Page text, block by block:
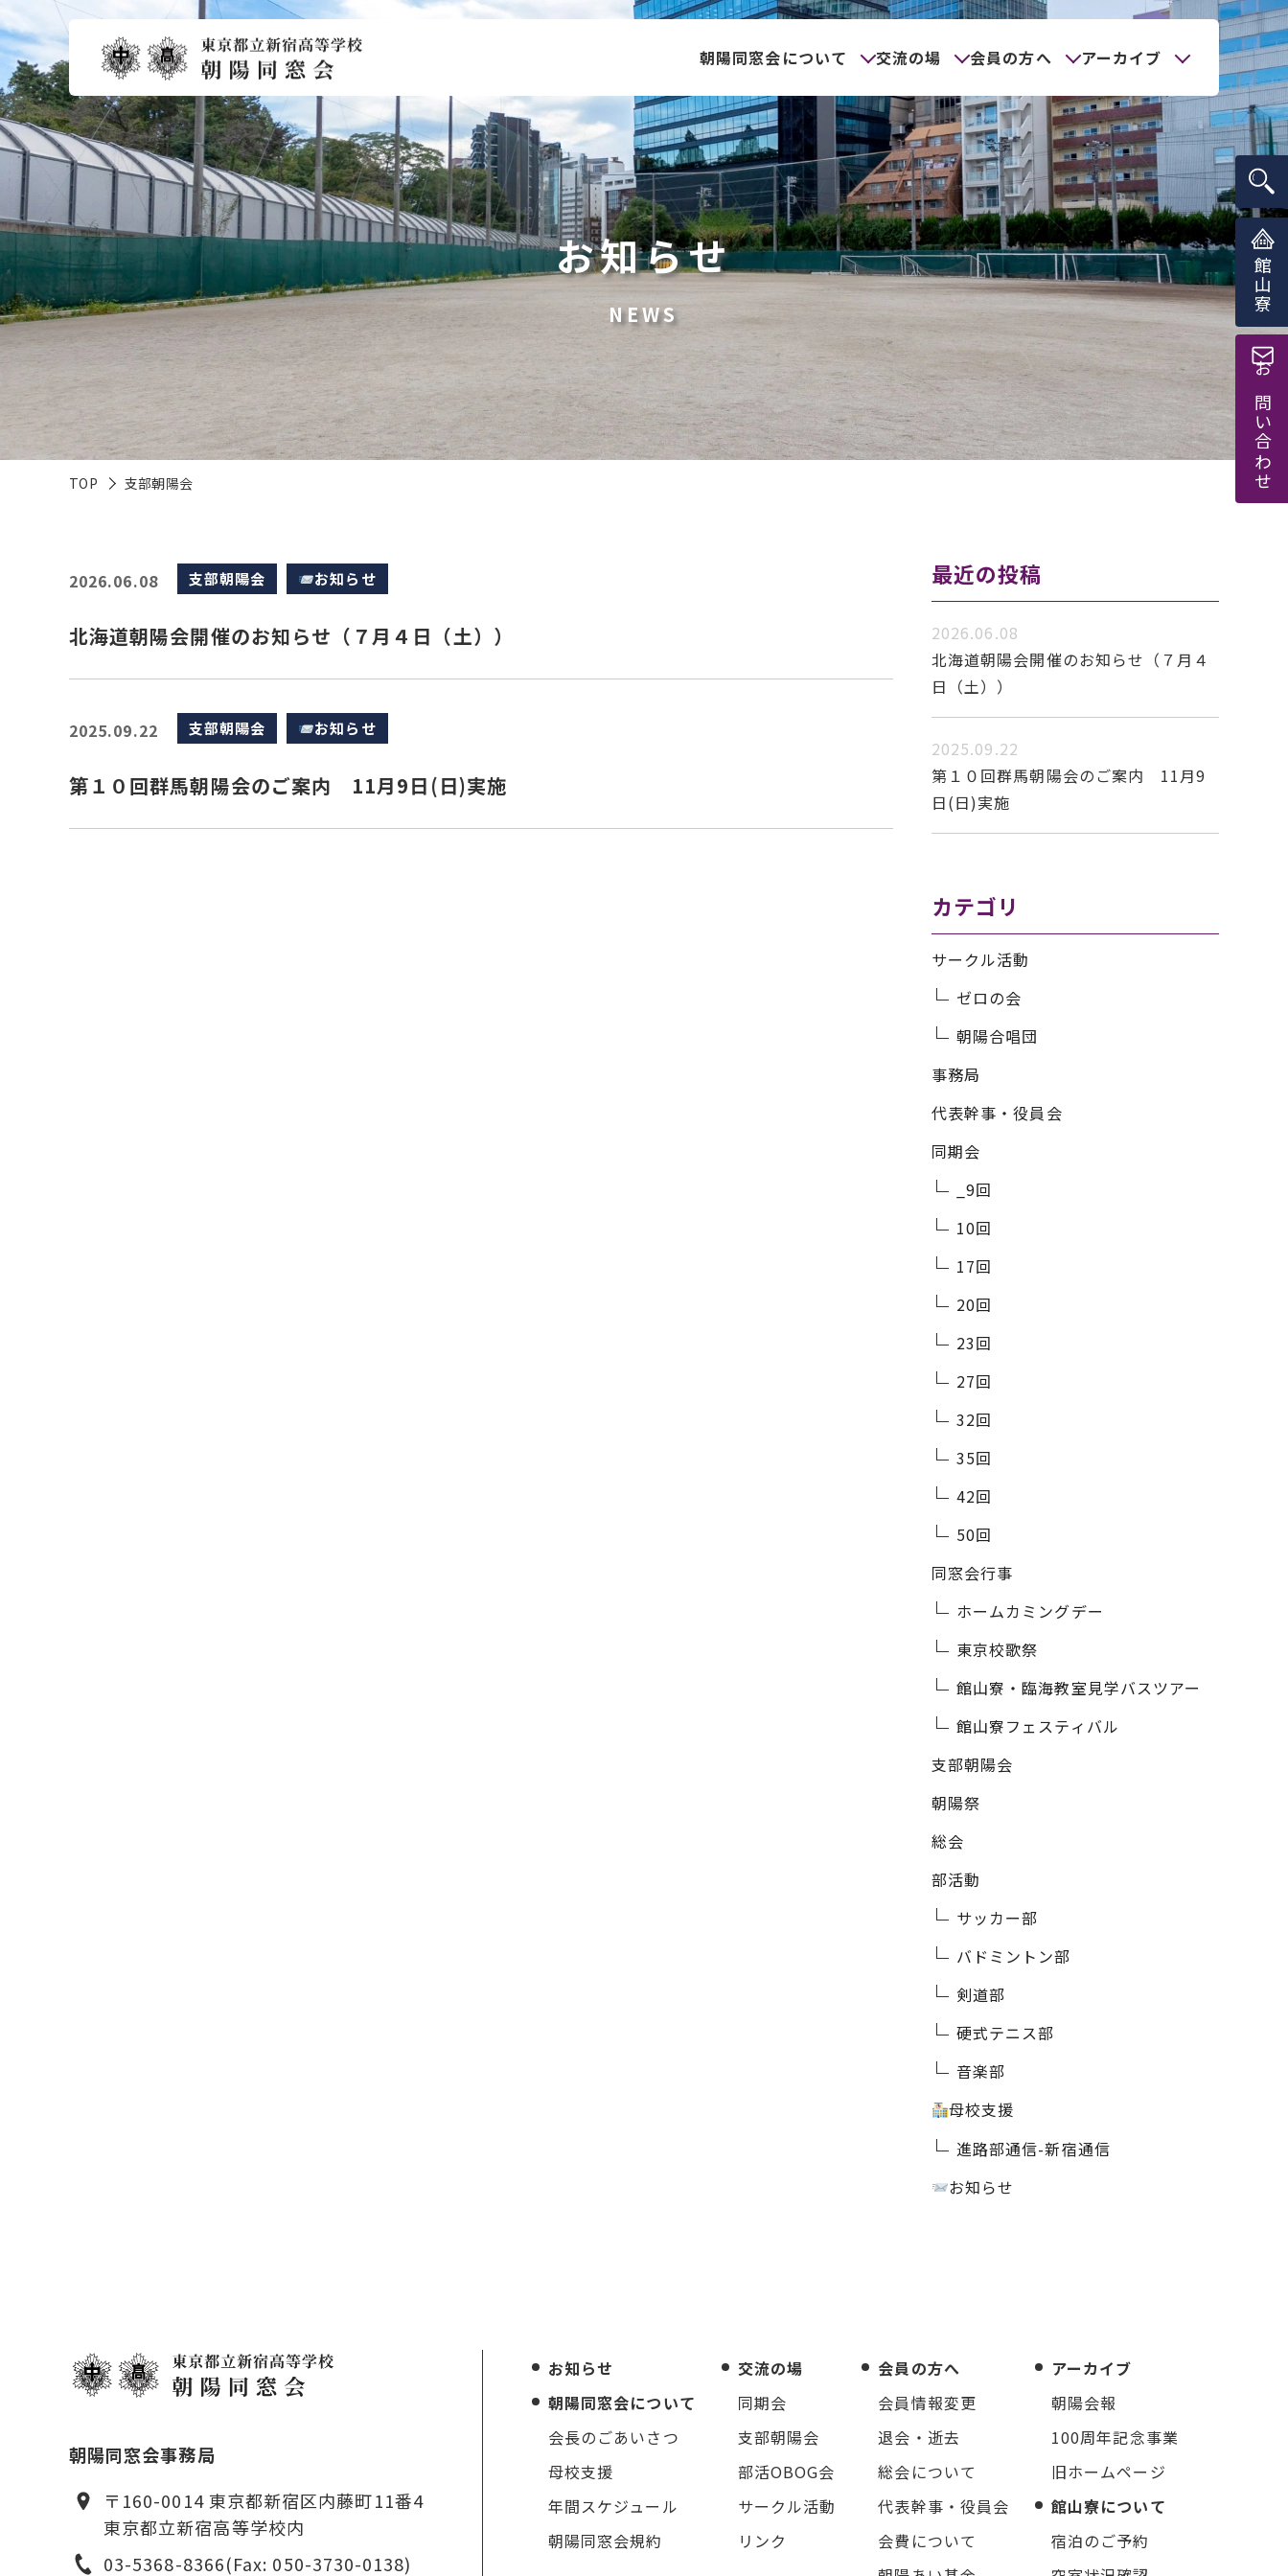
朝陽同窓会について 交流の場 会員の方へ アーカイブ
館山寮
お問い合わせ
お知らせ
NEWS
TOP 支部朝陽会
2026.06.08 支部朝陽会 お知らせ
北海道朝陽会開催のお知らせ（７月４日（土））
2025.09.22 支部朝陽会 お知らせ
第１０回群馬朝陽会のご案内 11月9日(日)実施
最近の投稿
2026.06.08
北海道朝陽会開催のお知らせ（７月４
日（土））
2025.09.22
第１０回群馬朝陽会のご案内 11月9
日(日)実施
カテゴリ
サークル活動
ゼロの会
朝陽合唱団
事務局
代表幹事・役員会
同期会
_9回
10回
17回
20回
23回
27回
32回
35回
42回
50回
同窓会行事
ホームカミングデー
東京校歌祭
館山寮・臨海教室見学バスツアー
館山寮フェスティバル
支部朝陽会
朝陽祭
総会
部活動
サッカー部
バドミントン部
剣道部
硬式テニス部
音楽部
母校支援
進路部通信-新宿通信
お知らせ
朝陽同窓会事務局
〒160-0014 東京都新宿区内藤町11番4
東京都立新宿高等学校内
03-5368-8366(Fax: 050-3730-0138)
お知らせ
朝陽同窓会について
会長のごあいさつ
母校支援
年間スケジュール
朝陽同窓会規約
交流の場
同期会
支部朝陽会
部活OBOG会
サークル活動
リンク
会員の方へ
会員情報変更
退会・逝去
総会について
代表幹事・役員会
会費について
アーカイブ
朝陽会報
100周年記念事業
旧ホームページ
館山寮について
宿泊のご予約